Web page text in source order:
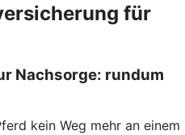
für
Nachsorge: rundum
kein Weg mehr an einem